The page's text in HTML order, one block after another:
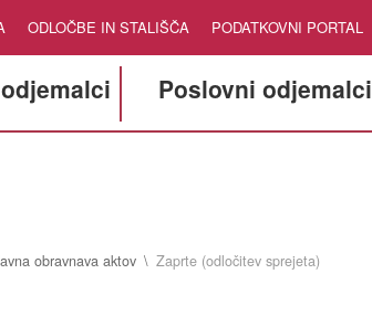
ODLOČBE IN STALIŠČA PODATKOVNI PORTAL
Poslovni odjemalci
obravnava aktov Zaprte (odločitev sprejeta)